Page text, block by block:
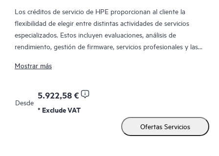
Los créditos de servicio de HPE proporcionan al cliente la
flexibilidad de elegir entre distintas actividades de servicios
especializados. Estos incluyen evaluaciones, análisis de
rendimiento, gestión de firmware, servicios profesionales y las
proporcionados en el marco de la garantía activa o en los
servicio se han diseñado para abarcar un amplio espectro de
dominios tecnológicos de TI, que incluyen las TI locales
tradicionales, el Big Data, las infraestructuras convergentes y
las infraestructuras de la nube híbrida. El enfoque basado en
Mostrar más
Desde
5.922,58 €
* Exclude VAT
Ofertas Servicios